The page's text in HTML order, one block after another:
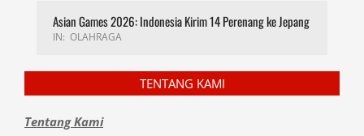
Asian Games 2026: Indonesia Kirim 14 Perenang ke Jepang
IN: OLAHRAGA
TENTANG KAMI
Tentang Kami